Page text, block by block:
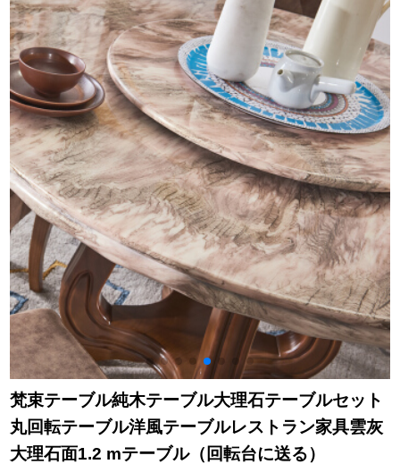
ングラバーウッド家
具1.38メートル胡桃
色のテーブル四つの
椅子。
務テーブル秒1.3*0.75
メートルで、一つの
テーブルを6つのテー
ブルで切り売りしま
す。
たたみたたみのテー
ブルテーブル鋼化ガ
ラスデスクトップの
食事テーブルセット
テーブル+8椅子1.35
m電磁炉を持たない
梵束テーブル純木テーブル大理石テーブルセット
丸回転テーブル洋風テーブルレストラン家具雲灰
大理石面1.2 mテーブル（回転台に送る）